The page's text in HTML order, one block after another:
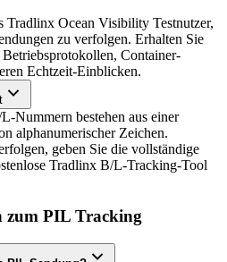
Tradlinx Ocean Visibility Testnutzer,
zu verfolgen. Erhalten Sie
Container-
Echtzeit-Einblicken.
Nummern bestehen aus einer
alphanumerischer Zeichen.
geben Sie die vollständige
Tradlinx B/L-Tracking-Tool
zum PIL Tracking